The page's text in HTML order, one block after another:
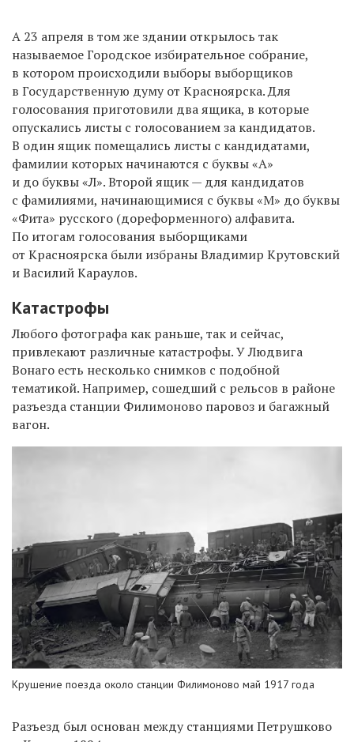
А 23 апреля в том же здании открылось так
называемое Городское избирательное собрание,
в котором происходили выборы выборщиков
в Государственную думу от Красноярска.Для
голосования приготовили два ящика, в которые
опускались листы с голосованием за кандидатов.
В один ящик помещались листы с кандидатами,
фамилии которых начинаются с буквы «А»
и до буквы «Л». Второй ящик — для кандидатов
с фамилиями, начинающимися с буквы «М» до буквы
«Фита» русского (дореформенного) алфавита.
По итогам голосования выборщиками
от Красноярска были избраны Владимир Крутовский
и Василий Караулов.
Катастрофы
Любого фотографа как раньше, так и сейчас,
привлекают различные катастрофы. У Людвига
Вонаго есть несколько снимков с подобной
тематикой. Например, сошедший с рельсов в районе
разъезда станции Филимоново паровоз и багажный
вагон.
Крушение поезда около станции Филимоново май 1917 года
Разъезд был основан между станциями Петрушково